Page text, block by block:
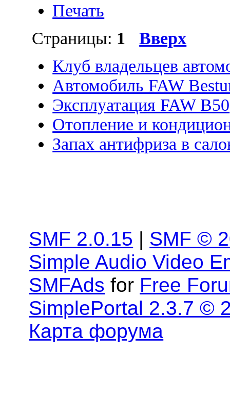
Печать
Страницы: 1
Вверх
Клуб владельцев
Автомобиль FAW
Эксплуатация FAW B50
Отопление и
Запах антифриза в
SMF 2.0.15 | SMF ©
Simple Audio Video
SMFAds for Free
SimplePortal 2.3.7 ©
Карта форума